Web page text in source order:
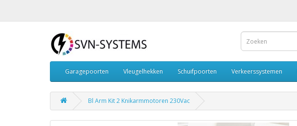
Garagepoorten Vleugelhekken Schuifpoorten Verkeerssystemen
Bl Arm Kit 2 Knikarmmotoren 230Vac